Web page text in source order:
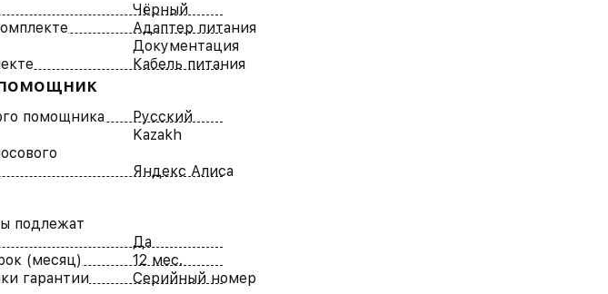
Чёрный
Адаптер питания
Документация
Кабель питания
помощника
Русский
Kazakh
Яндекс Алиса
подлежат
Да
(месяц)
12 мес.
гарантии
Серийный номер